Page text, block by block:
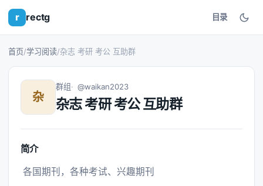
r rectg 目录
首页/学习阅读/杂志 考研 考公 互助群
杂
群组 @waikan2023
杂志 考研 考公 互助群
简介
各国期刊，各种考试、兴趣期刊